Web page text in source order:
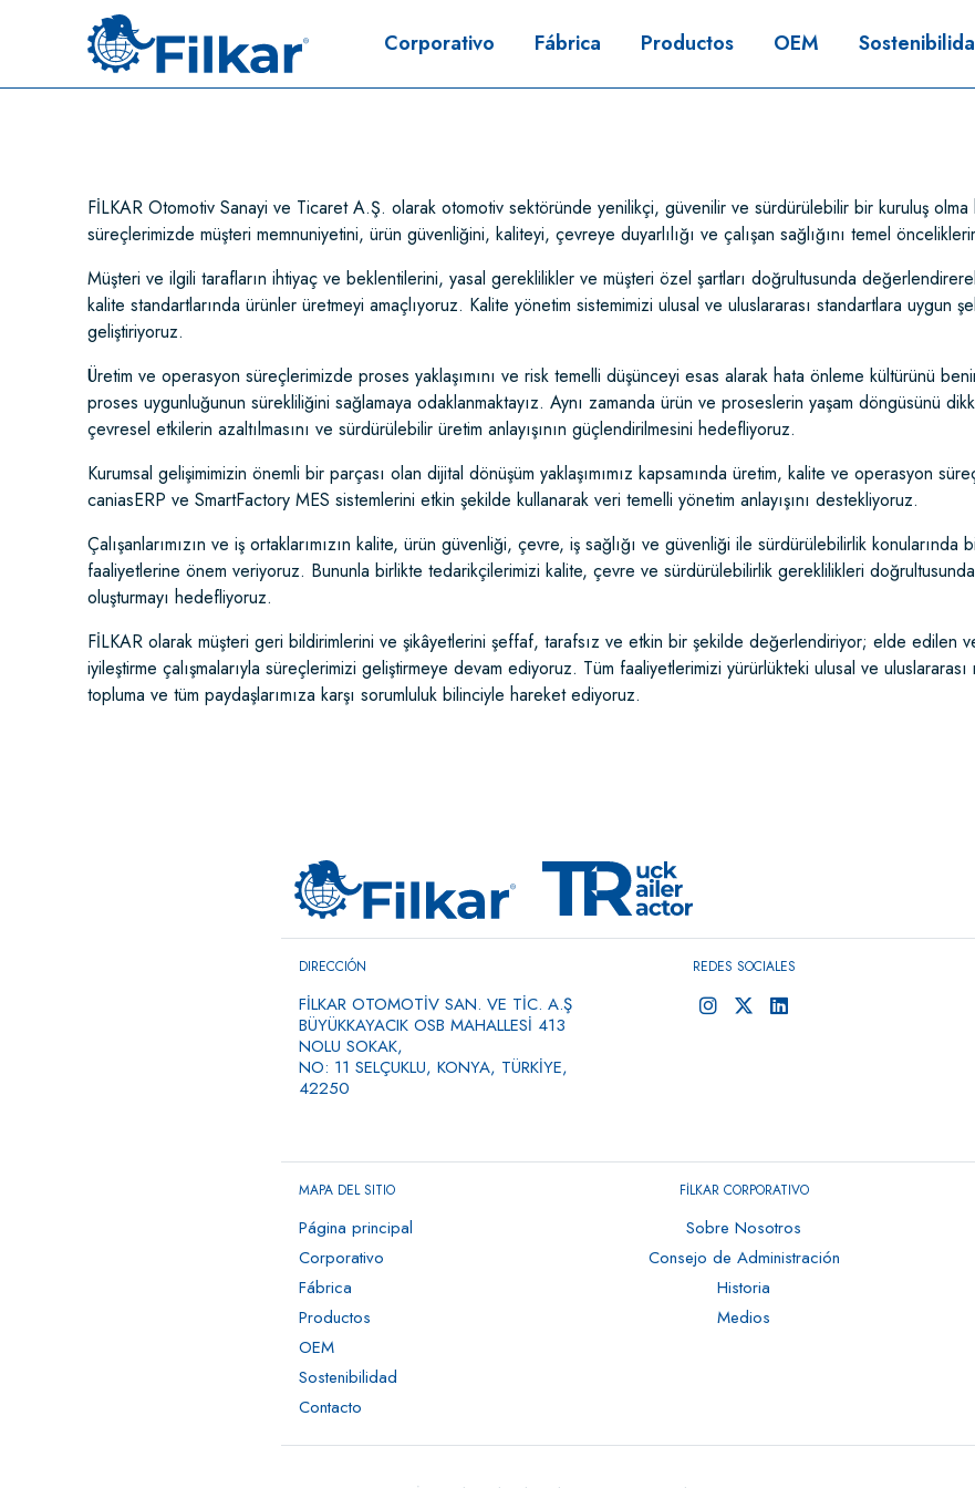
Corporativo Fábrica Productos OEM
FİLKAR Otomotiv Sanayi ve Ticaret A.Ş. olarak otomotiv sektöründe yenilikçi, güvenilir ve sürdürülebilir bir kuruluş
süreçlerimizde müşteri memnuniyetini, ürün güvenliğini, kaliteyi, çevreye duyarlılığı ve çalışan sağlığını temel
Müşteri ve ilgili tarafların ihtiyaç ve beklentilerini, yasal gereklilikler ve müşteri özel şartları doğrultusunda
kalite standartlarında ürünler üretmeyi amaçlıyoruz. Kalite yönetim sistemimizi ulusal ve uluslararası standartlara uygun
geliştiriyoruz.
Üretim ve operasyon süreçlerimizde proses yaklaşımını ve risk temelli düşünceyi esas alarak hata önleme kültürünü
proses uygunluğunun sürekliliğini sağlamaya odaklanmaktayız. Aynı zamanda ürün ve proseslerin yaşam döngüsünü
çevresel etkilerin azaltılmasını ve sürdürülebilir üretim anlayışının güçlendirilmesini hedefliyoruz.
Kurumsal gelişimimizin önemli bir parçası olan dijital dönüşüm yaklaşımımız kapsamında üretim, kalite ve operasyon
caniasERP ve SmartFactory MES sistemlerini etkin şekilde kullanarak veri temelli yönetim anlayışını destekliyoruz.
Çalışanlarımızın ve iş ortaklarımızın kalite, ürün güvenliği, çevre, iş sağlığı ve güvenliği ile sürdürülebilirlik konularında
faaliyetlerine önem veriyoruz. Bununla birlikte tedarikçilerimizi kalite, çevre ve sürdürülebilirlik gereklilikleri
oluşturmayı hedefliyoruz.
FİLKAR olarak müşteri geri bildirimlerini ve şikâyetlerini şeffaf, tarafsız ve etkin bir şekilde değerlendiriyor; elde edilen
iyileştirme çalışmalarıyla süreçlerimizi geliştirmeye devam ediyoruz. Tüm faaliyetlerimizi yürürlükteki ulusal ve
topluma ve tüm paydaşlarımıza karşı sorumluluk bilinciyle hareket ediyoruz.
REDES SOCIALES
DIRECCIÓN
FİLKAR OTOMOTİV SAN. VE TİC. A.Ş
BÜYÜKKAYACIK OSB MAHALLESİ 413
NOLU SOKAK,
NO: 11 SELÇUKLU, KONYA, TÜRKİYE,
42250
MAPA DEL SITIO
Página principal
Corporativo
Fábrica
Productos
OEM
Sostenibilidad
Contacto
FİLKAR CORPORATIVO
Sobre Nosotros
Consejo de Administración
Historia
Medios